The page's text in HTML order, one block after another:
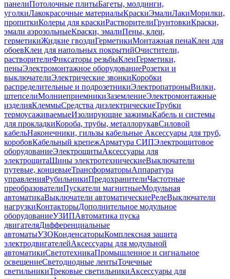
панелиПотолочные плитыБагеты, молдинги,
уголкиЛакокрасочные материалыКраскиЭмалиЛакиМорилки,
пропиткиКолеры для краскиРастворителиГрунтовкиКраски,
эмали аэрозольныеКраски, эмалиПены, клеи,
герметикиЖидкие гвоздиГерметикиМонтажная пенаКлеи для
обоевКлеи для напольных покрытийОчистители,
растворителиФиксаторы резьбыКлеиГерметики,
пеныЭлектромонтажное оборудованиеРозетки и
выключателиЭлектрические звонкиКоробки
распределительные и подрозетникиЭлектропатроныВилки,
штепселиМолниеприемникиЗаземлениеЭлектромонтажные
изделияКлеммыСредства диэлектрическиеТрубки
термоусаживаемыеИзолирующие зажимыКабель и системы
для прокладкиКороба, трубы, металлорукавСиловой
кабельНаконечники, гильзы кабельные Аксессуары для труб,
коробовКабельный крепежАрматура СИПЭлектрощитовое
оборудованиеЭлектрощитыАксессуары для
электрощитаШины электротехническиеВыключатели
путевые, концевыеТрансформаторыАппаратура
управленияРубильникиПредохранителиЧастотные
преобразователиПускатели магнитныеМодульная
автоматикаВыключатели автоматическиеРелеВыключатели
нагрузкиКонтакторыДополнительное модульное
оборудованиеУЗИПАвтоматика пуска
двигателяДифференциальные
автоматыУЗОКонденсаторыКомплексная защита
электродвигателейАксессуары для модульной
автоматикиСветотехникаПромышленное и сигнальное
освещениеСветодиодные лентыТочечные
светильникиТрековые светильникиАксессуары для